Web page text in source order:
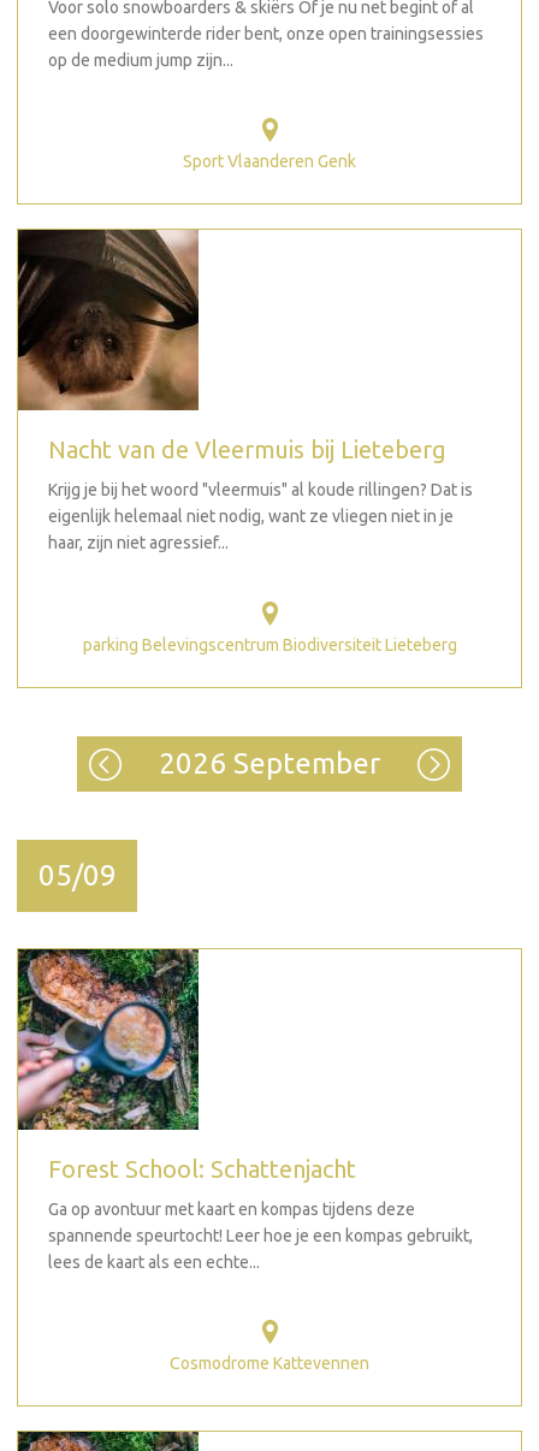
Voor solo snowboarders & skiërs Of je nu net begint of al
een doorgewinterde rider bent, onze open trainingsessies
op de medium jump zijn...
Sport Vlaanderen Genk
Nacht van de Vleermuis bij Lieteberg
Krijg je bij het woord "vleermuis" al koude rillingen? Dat is
eigenlijk helemaal niet nodig, want ze vliegen niet in je
haar, zijn niet agressief...
parking Belevingscentrum Biodiversiteit Lieteberg
2026 September
05/09
Forest School: Schattenjacht
Ga op avontuur met kaart en kompas tijdens deze
spannende speurtocht! Leer hoe je een kompas gebruikt,
lees de kaart als een echte...
Cosmodrome Kattevennen